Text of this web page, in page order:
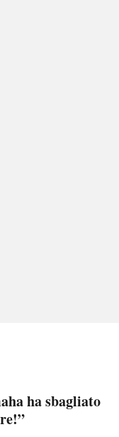
ha sbagliato